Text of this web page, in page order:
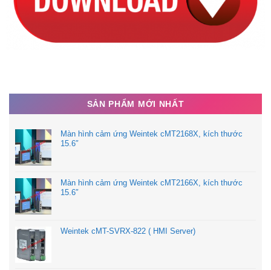
SẢN PHẨM MỚI NHẤT
Màn hình cảm ứng Weintek cMT2168X, kích thước
15.6″
Màn hình cảm ứng Weintek cMT2166X, kích thước
15.6″
Weintek cMT-SVRX-822 ( HMI Server)